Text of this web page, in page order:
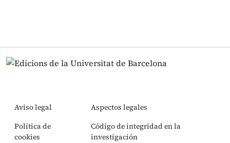
Aviso legal
Política de
cookies
Aspectos legales
Código de integridad en la
investigación